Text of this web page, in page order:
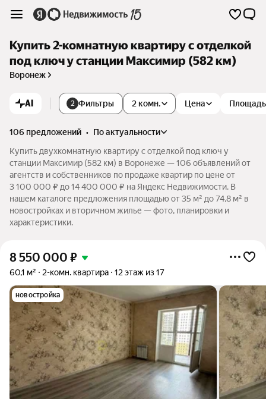
Купить 2-комнатную квартиру с отделкой
под ключ у станции Максимир (582 км)
Воронеж
AI 2 Фильтры 2 комн. Цена Площадь
106 предложений •
по актуальности
Купить двухкомнатную квартиру с отделкой под ключ у
станции Максимир (582 км) в Воронеже — 106 объявлений от
агентств и собственников по продаже квартир по цене от
3 100 000 ₽ до 14 400 000 ₽ на Яндекс Недвижимости. В
нашем каталоге предложения площадью от 35 м² до 74,8 м² в
новостройках и вторичном жилье — фото, планировки и
характеристики.
8 550 000 ₽
60,1 м² 2-комн. квартира 12 этаж из 17
новостройка